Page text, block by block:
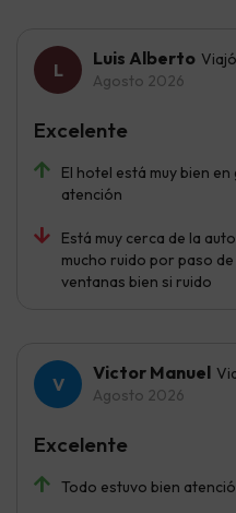
Luis Alberto
Agosto 2026
El hotel está muy bien
atención
Está muy cerca de la
mucho ruido por paso
ventanas bien si ruido
Excelente
Victor Manuel
Agosto 2026
Todo estuvo bien
Excelente